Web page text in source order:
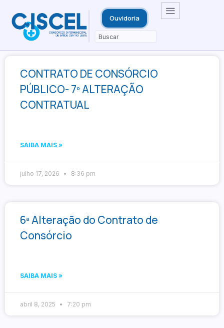
Ouvidoria
CONTRATO DE CONSÓRCIO
PÚBLICO- 7º ALTERAÇÃO
CONTRATUAL
SAIBA MAIS »
julho 17, 2026 8:36 pm
6ª Alteração do Contrato de
Consórcio
SAIBA MAIS »
abril 8, 2025 7:20 pm